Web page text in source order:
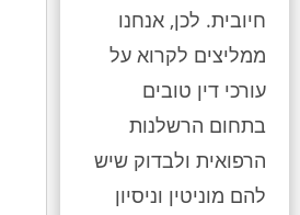
חיובית. לכן, אנחנו
ממליצים לקרוא על
עורכי דין טובים
בתחום הרשלנות
הרפואית ולבדוק שיש
להם מוניטין וניסיון